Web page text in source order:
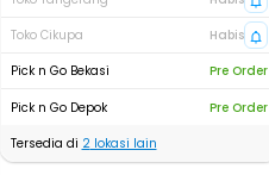
Toko Cikupa
Habis
Pick n Go Bekasi
Pre Order
Pick n Go Depok
Pre Order
Tersedia di 2lokasi lain